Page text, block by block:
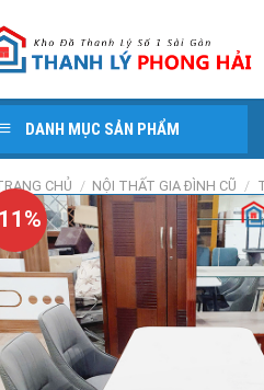
DANH MỤC SẢN PHẨM
CHỦ / NỘI THẤT GIA ĐÌNH CŨ /